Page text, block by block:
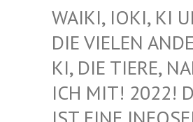
AIKI, IOKI, KI
IE VIELEN
I, DIE TIERE,
CH MIT! 2022!